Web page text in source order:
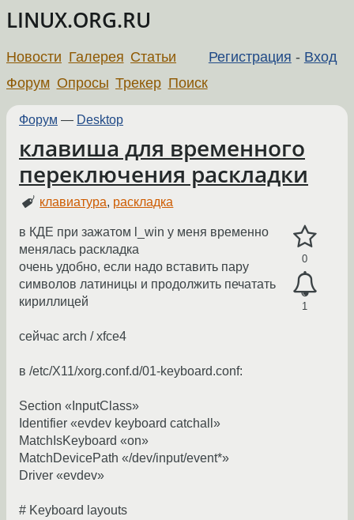
LINUX.ORG.RU
Регистрация - Вход
Новости Галерея Статьи
Форум Опросы Трекер Поиск
Форум — Desktop
клавиша для временного
переключения раскладки
клавиатура, раскладка
0
1
в КДЕ при зажатом l_win у меня временно
менялась раскладка
очень удобно, если надо вставить пару
символов латиницы и продолжить печатать
кириллицей
сейчас arch / xfce4
в /etc/X11/xorg.conf.d/01-keyboard.conf:
Section «InputClass»
Identifier «evdev keyboard catchall»
MatchIsKeyboard «on»
MatchDevicePath «/dev/input/event*»
Driver «evdev»
# Keyboard layouts